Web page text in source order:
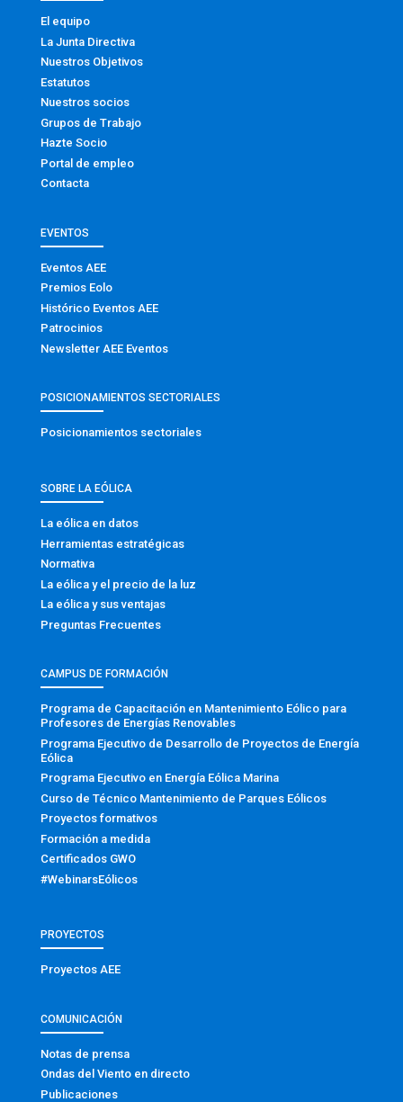
El equipo
La Junta Directiva
Nuestros Objetivos
Estatutos
Nuestros socios
Grupos de Trabajo
Hazte Socio
Portal de empleo
Contacta
EVENTOS
Eventos AEE
Premios Eolo
Histórico Eventos AEE
Patrocinios
Newsletter AEE Eventos
POSICIONAMIENTOS SECTORIALES
Posicionamientos sectoriales
SOBRE LA EÓLICA
La eólica en datos
Herramientas estratégicas
Normativa
La eólica y el precio de la luz
La eólica y sus ventajas
Preguntas Frecuentes
CAMPUS DE FORMACIÓN
Programa de Capacitación en Mantenimiento Eólico para
Profesores de Energías Renovables
Programa Ejecutivo de Desarrollo de Proyectos de Energía
Eólica
Programa Ejecutivo en Energía Eólica Marina
Curso de Técnico Mantenimiento de Parques Eólicos
Proyectos formativos
Formación a medida
Certificados GWO
#WebinarsEólicos
PROYECTOS
Proyectos AEE
COMUNICACIÓN
Notas de prensa
Ondas del Viento en directo
Publicaciones